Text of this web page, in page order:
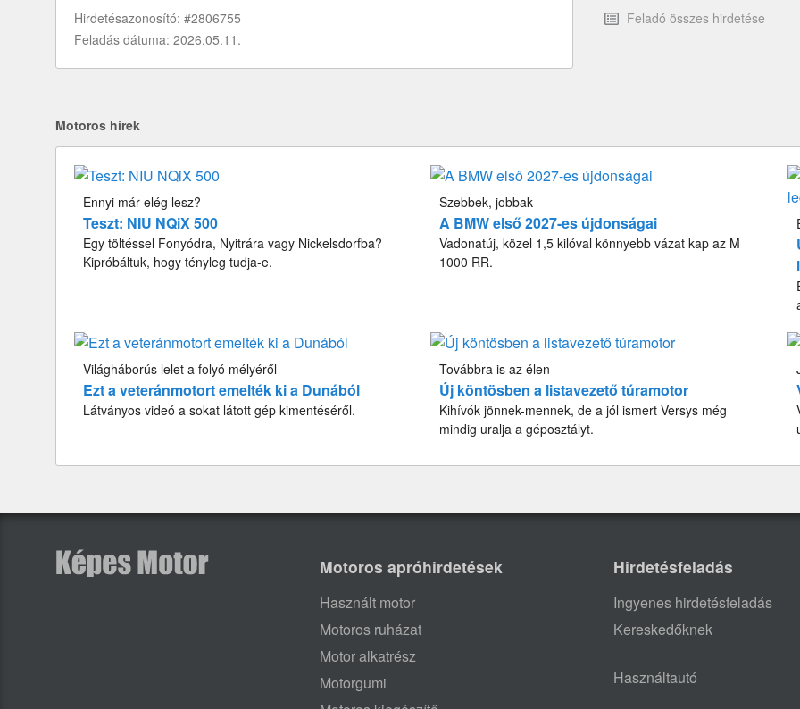
Feladó összes hirdetése
Hirdetésazonosító: #2806755
Feladás dátuma: 2026.05.11.
Motoros hírek
Ennyi már elég lesz?
Teszt: NIU NQiX 500
Egy töltéssel Fonyódra, Nyitrára vagy Nickelsdorfba?
Kipróbáltuk, hogy tényleg tudja-e.
Szebbek, jobbak
A BMW első 2027-es újdonságai
Vadonatúj, közel 1,5 kilóval könnyebb vázat kap az M
1000 RR.
Világháborús lelet a folyó mélyéről
Ezt a veteránmotort emelték ki a Dunából
Látványos videó a sokat látott gép kimentéséről.
Továbbra is az élen
Új köntösben a listavezető túramotor
Kihívók jönnek-mennek, de a jól ismert Versys még
mindig uralja a géposztályt.
Motoros apróhirdetések
Használt motor
Motoros ruházat
Motor alkatrész
Motorgumi
Hirdetésfeladás
Ingyenes hirdetésfeladás
Kereskedőknek
Használtautó